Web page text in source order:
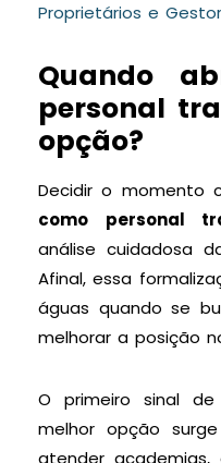
Proprietários e
Quando
personal
opção?
Decidir o momento
como personal
análise cuidadosa
Afinal, essa
águas quando se
melhorar a posição
O primeiro sinal
melhor opção
atender